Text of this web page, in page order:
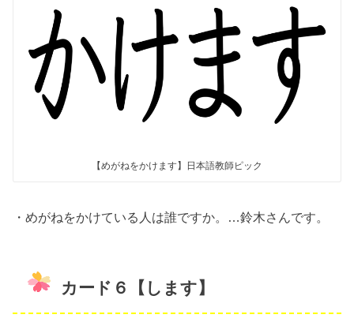
【めがねをかけます】日本語教師ピック
・めがねをかけている人は誰ですか。…鈴木さんです。
カード６【します】